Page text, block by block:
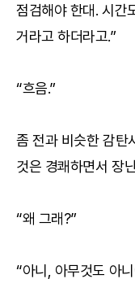
점검해야 한대. 시간
거라고 하더라고.”
“흐음.”
좀 전과 비슷한 감탄
것은 경쾌하면서 장
“왜 그래?”
“아니, 아무것도 아